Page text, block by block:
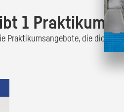
1
Praktikumsangebote, die dich